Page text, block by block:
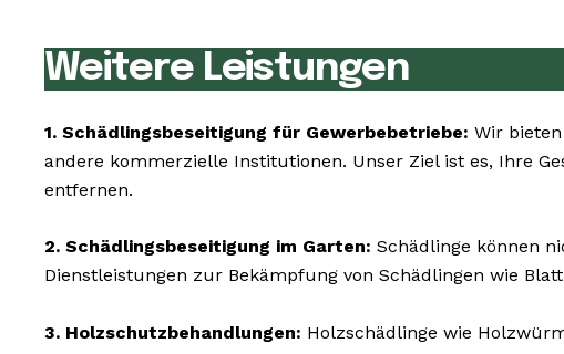
Weitere Leistungen
1. Schädlingsbeseitigung für Gewerbebetriebe: Wir
andere kommerzielle Institutionen. Unser Ziel ist es, Ihre
entfernen.
2. Schädlingsbeseitigung im Garten: Schädlinge können
Dienstleistungen zur Bekämpfung von Schädlingen wie
3. Holzschutzbehandlungen: Holzschädlinge wie